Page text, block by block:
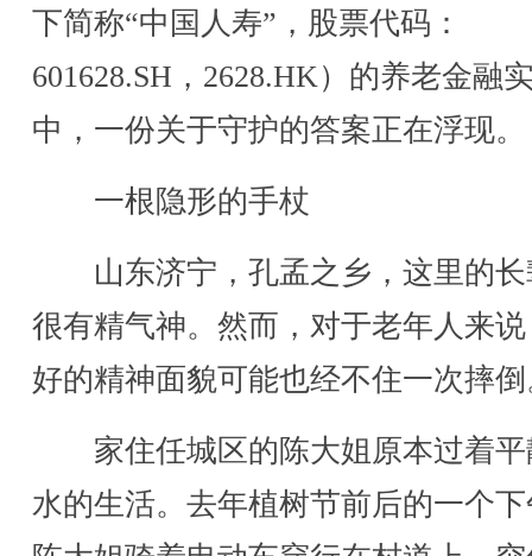
下简称“中国人寿”，股票代码：
601628.SH，2628.HK）的养老金融
中，一份关于守护的答案正在浮现。
一根隐形的手杖
山东济宁，孔孟之乡，这里的长
很有精气神。然而，对于老年人来
好的精神面貌可能也经不住一次摔
家住任城区的陈大姐原本过着平
水的生活。去年植树节前后的一个